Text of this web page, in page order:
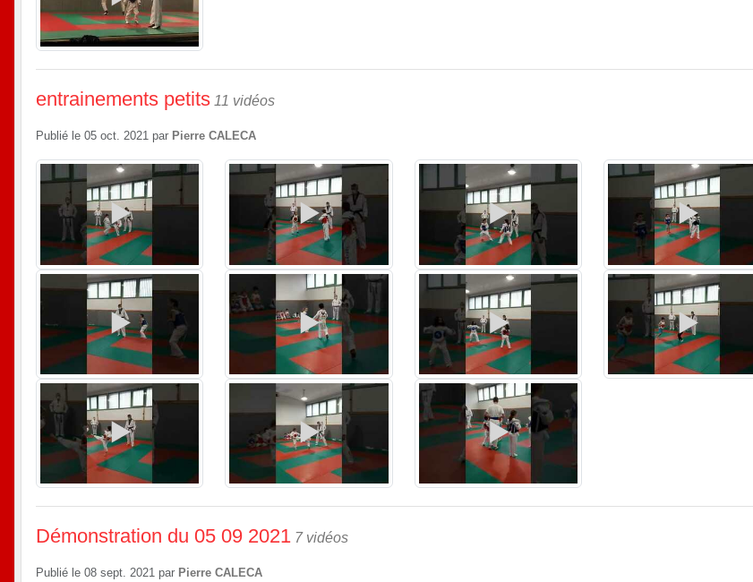
entrainements petits 11 vidéos
Publié le 05 oct. 2021 par Pierre CALECA
Démonstration du 05 09 2021 7 vidéos
Publié le 08 sept. 2021 par Pierre CALECA